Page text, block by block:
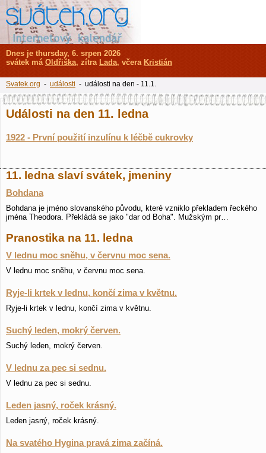
Události na den 11. ledna
1922 - První použití inzulínu k léčbě cukrovky
11. ledna slaví svátek, jmeniny
Bohdana
Bohdana je jméno slovanského původu, které vzniklo překladem řeckého
jména Theodora. Překládá se jako "dar od Boha". Mužským pr…
Pranostika na 11. ledna
V lednu moc sněhu, v červnu moc sena.
V lednu moc sněhu, v červnu moc sena.
Ryje-li krtek v lednu, končí zima v květnu.
Ryje-li krtek v lednu, končí zima v květnu.
Suchý leden, mokrý červen.
Suchý leden, mokrý červen.
V lednu za pec si sednu.
V lednu za pec si sednu.
Leden jasný, roček krásný.
Leden jasný, roček krásný.
Na svatého Hygina pravá zima začíná.
Dnes je thursday, 6. srpen 2026
svátek má Oldřiška, zítra Lada, včera Kristián
Svatek.org - události - události na den - 11.1.